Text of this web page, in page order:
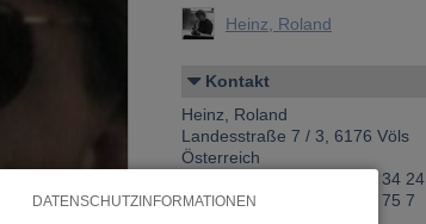
DATENSCHUTZINFORMATIONEN
Heinz, Roland
Kontakt
Heinz, Roland
Landesstraße 7 / 3, 6176 Völs
Österreich
Telefon 1: +43 (0)650 770 34 24
Telefon 2: +43 (0)512 286 75 7